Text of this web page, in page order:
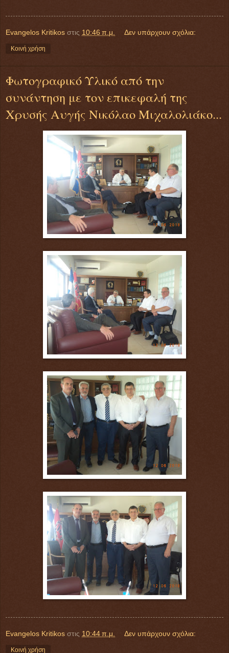
Evangelos Kritikos στις 10:46 π.μ. Δεν υπάρχουν σχόλια:
Κοινή χρήση
Φωτογραφικό Υλικό από την
συνάντηση με τον επικεφαλή της
Χρυσής Αυγής Νικόλαο Μιχαλολιάκο...
Evangelos Kritikos στις 10:44 π.μ. Δεν υπάρχουν σχόλια:
Κοινή χρήση